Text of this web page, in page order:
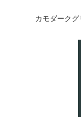
カモダーク